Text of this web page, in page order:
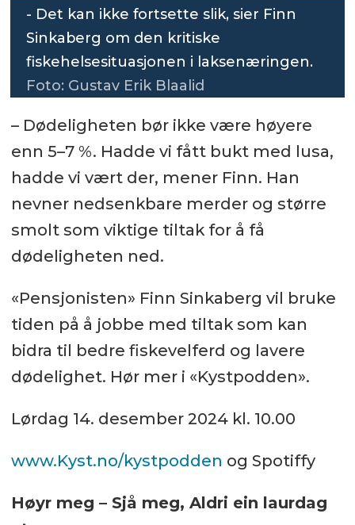
- Det kan ikke fortsette slik, sier Finn
Sinkaberg om den kritiske
fiskehelsesituasjonen i laksenæringen.
Foto: Gustav Erik Blaalid
– Dødeligheten bør ikke være høyere
enn 5–7 %. Hadde vi fått bukt med lusa,
hadde vi vært der, mener Finn. Han
nevner nedsenkbare merder og større
smolt som viktige tiltak for å få
dødeligheten ned.
«Pensjonisten» Finn Sinkaberg vil bruke
tiden på å jobbe med tiltak som kan
bidra til bedre fiskevelferd og lavere
dødelighet. Hør mer i «Kystpodden».
Lørdag 14. desember 2024 kl. 10.00
www.Kyst.no/kystpodden og Spotiffy
Høyr meg – Sjå meg, Aldri ein laurdag